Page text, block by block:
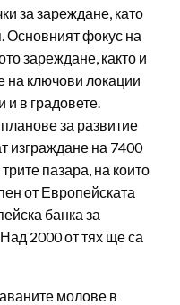
за зареждане, като
Основният фокус на
зареждане, както и
на ключови локации
в градовете.
за развитие
изграждане на 7400
пазара, на които
от Европейската
банка за
2000 от тях ще са
молове в